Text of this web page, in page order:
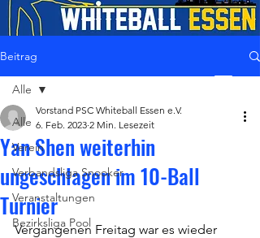
LiveStream
Beitrag
Alle
Verein
Verbandsliga Snooker
Veranstaltungen
Bezirksliga Pool
Alle
Yan Shen weiterhin
ungeschlagen im 10-Ball
Turnier
Vorstand PSC Whiteball Essen e.V.
6. Feb. 2023 2 Min. Lesezeit
Vergangenen Freitag war es wieder